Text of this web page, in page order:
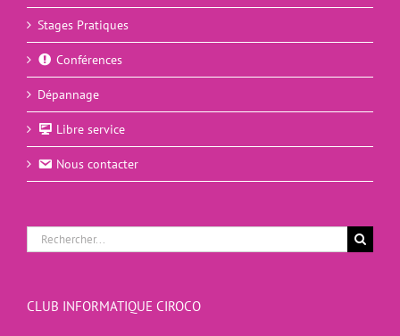
Stages Pratiques
Conférences
Dépannage
Libre service
Nous contacter
Rechercher:
CLUB INFORMATIQUE CIROCO